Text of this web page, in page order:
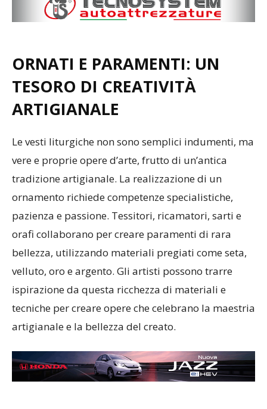
ORNATI E PARAMENTI: UN
TESORO DI CREATIVITÀ
ARTIGIANALE
Le vesti liturgiche non sono semplici indumenti, ma
vere e proprie opere d’arte, frutto di un’antica
tradizione artigianale. La realizzazione di un
ornamento richiede competenze specialistiche,
pazienza e passione. Tessitori, ricamatori, sarti e
orafi collaborano per creare paramenti di rara
bellezza, utilizzando materiali pregiati come seta,
velluto, oro e argento. Gli artisti possono trarre
ispirazione da questa ricchezza di materiali e
tecniche per creare opere che celebrano la maestria
artigianale e la bellezza del creato.